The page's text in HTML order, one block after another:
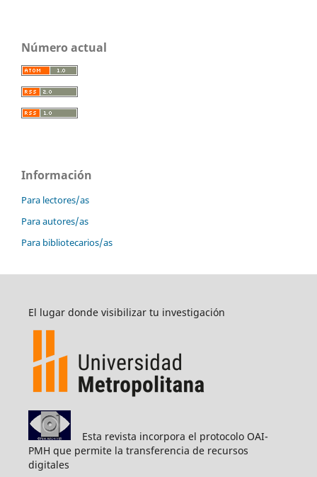
Número actual
Información
Para lectores/as
Para autores/as
Para bibliotecarios/as
El lugar donde visibilizar tu investigación
Esta revista incorpora el protocolo OAI-
PMH que permite la transferencia de recursos
digitales